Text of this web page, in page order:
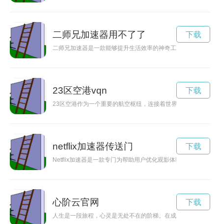
二师兄加速器用不了了
二师兄加速器是一款能够提升生活效率的神奇工具，让人们能够
下载
23区空港vqn
23区空港作为一个重要的航空枢纽，连接着世界各国的航线，
下载
netflix加速器传送门
Netflix加速器是一款专门为帮助用户优化观影体验而设计的工
下载
心阶云官网
人生是一段旅程，心灵是无处不在的阶梯。在成长的道路上，
下载